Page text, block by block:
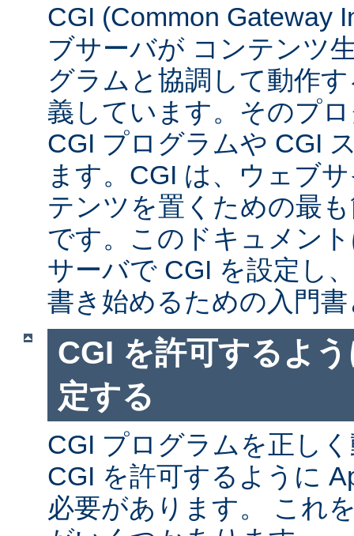
CGI (Common Gateway
ブサーバが コンテンツ
グラムと協調して動作
義しています。そのプ
CGI プログラムや CGI
ます。CGI は、ウェブ
テンツを置くための最
です。このドキュメン
サーバで CGI を設定し
書き始めるための入門
CGI を許可するよ
定する
CGI プログラムを正し
CGI を許可するように
必要があります。 これ